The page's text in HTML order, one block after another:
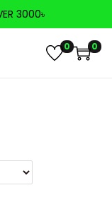
3000৳
0 0